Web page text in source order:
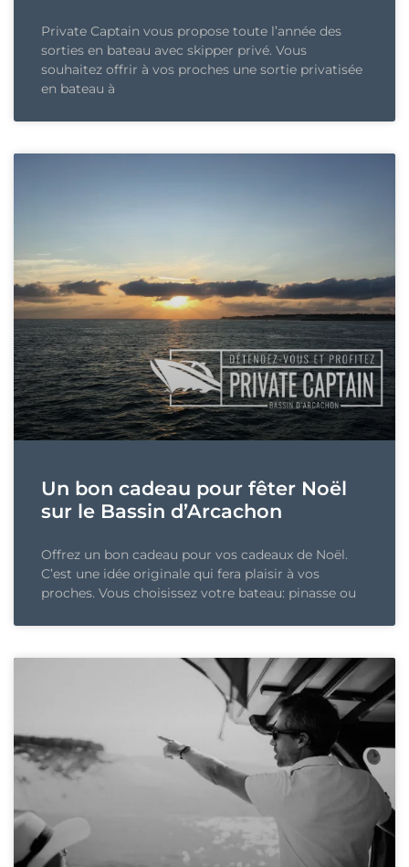
Private Captain vous propose toute l’année des
sorties en bateau avec skipper privé. Vous
souhaitez offrir à vos proches une sortie privatisée
en bateau à
Un bon cadeau pour fêter Noël
sur le Bassin d’Arcachon
Offrez un bon cadeau pour vos cadeaux de Noël.
C’est une idée originale qui fera plaisir à vos
proches. Vous choisissez votre bateau: pinasse ou